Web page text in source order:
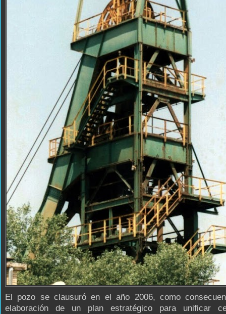
El pozo se clausuró en el año 2006, como
elaboración de un plan estratégico para unificar